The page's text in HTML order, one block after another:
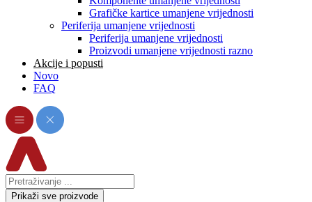
Grafičke kartice umanjene vrijednosti
Periferija umanjene vrijednosti
Periferija umanjene vrijednosti
Proizvodi umanjene vrijednosti razno
Akcije i popusti
Novo
FAQ
Prikaži sve proizvode